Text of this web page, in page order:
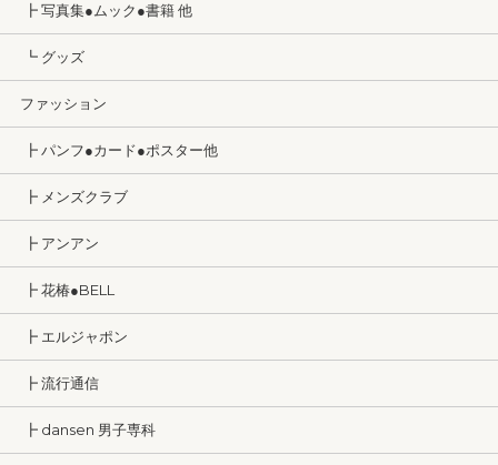
┣ 写真集●ムック●書籍 他
┗ グッズ
ファッション
┣ パンフ●カード●ポスター他
┣ メンズクラブ
┣ アンアン
┣ 花椿●BELL
┣ エルジャポン
┣ 流行通信
┣ dansen 男子専科